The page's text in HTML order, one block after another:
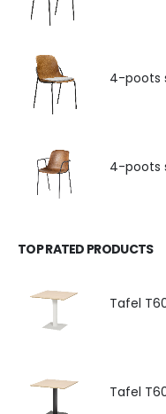
4-poots
4-poots
TOP RATED PRODUCTS
Tafel
Tafel